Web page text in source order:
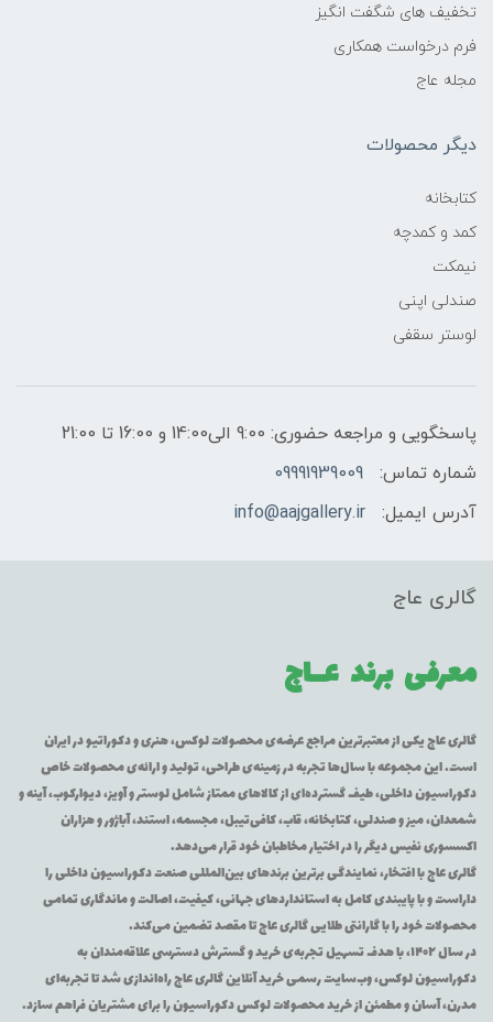
تخفیف های شگفت انگیز
فرم درخواست همکاری
مجله عاج
دیگر محصولات
کتابخانه
کمد و کمدچه
نیمکت
صندلی اپنی
لوستر سقفی
پاسخگویی و مراجعه حضوری: 9:00 الی14:00 و 16:00 تا 21:00
شماره تماس:
09991939009
آدرس ایمیل:
info@aajgallery.ir
گالری عاج
معرفی برند عــاج
گالری عاج یکی از معتبرترین مراجع عرضه‌ی محصولات لوکس، هنری و دکوراتیو در ایران
است. این مجموعه با سال‌ها تجربه در زمینه‌ی طراحی، تولید و ارائه‌ی محصولات خاص
دکوراسیون داخلی، طیف گسترده‌ای از کالاهای ممتاز شامل لوستر و آویز، دیوارکوب، آینه و
شمعدان، میز و صندلی، کتابخانه، قاب، کافی‌تیبل، مجسمه، استند، آباژور و هزاران
اکسسوری نفیس دیگر را در اختیار مخاطبان خود قرار می‌دهد.
گالری عاج با افتخار، نمایندگی برترین برندهای بین‌المللی صنعت دکوراسیون داخلی را
داراست و با پایبندی کامل به استانداردهای جهانی، کیفیت، اصالت و ماندگاری تمامی
محصولات خود را با گارانتی طلایی گالری عاج تا مقصد تضمین می‌کند.
در سال ۱۴۰۲، با هدف تسهیل تجربه‌ی خرید و گسترش دسترسی علاقه‌مندان به
دکوراسیون لوکس، وب‌سایت رسمی خرید آنلاین گالری عاج راه‌اندازی شد تا تجربه‌ای
مدرن، آسان و مطمئن از خرید محصولات لوکس دکوراسیون را برای مشتریان فراهم سازد.